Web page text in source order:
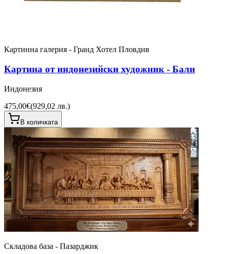
Картинна галерия - Гранд Хотел Пловдив
Картина от индонезийски художник - Бали
Индонезия
475,00€(929,02 лв.)
В количката
Складова база - Пазарджик